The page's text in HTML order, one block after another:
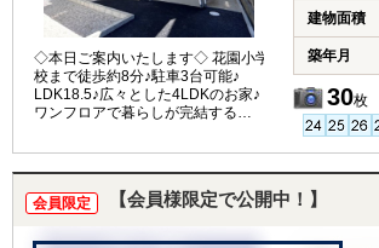
◇本日ご案内いたします◇ 花園小学
校まで徒歩約8分♪駐車3台可能♪
LDK18.5♪広々とした4LDKのお家♪
ワンフロアで暮らしが完結する平
建物面積
築年月
30枚
会員限定 【会員様限定で公開中！】